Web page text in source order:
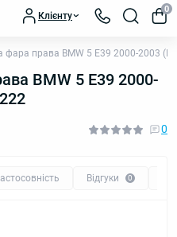
Клієнту
0
фара права BMW 5 E39 2000-2003
BMW 5 E39 2000-
0
Відгуки 0